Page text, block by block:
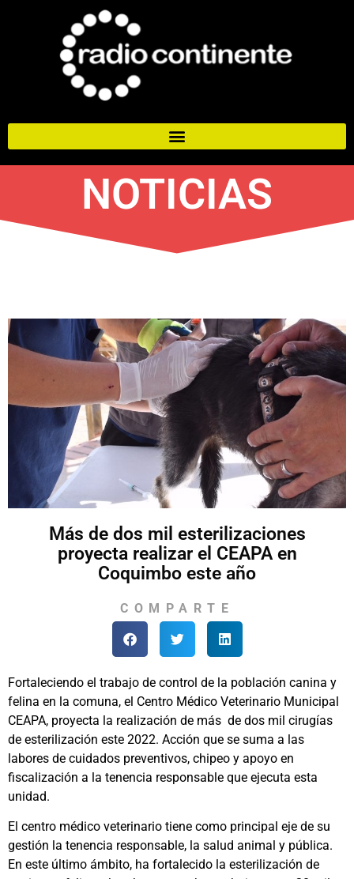
NOTICIAS
Más de dos mil esterilizaciones
proyecta realizar el CEAPA en
Coquimbo este año
COMPARTE
Fortaleciendo el trabajo de control de la población canina y
felina en la comuna, el Centro Médico Veterinario Municipal
CEAPA, proyecta la realización de más de dos mil cirugías
de esterilización este 2022. Acción que se suma a las
labores de cuidados preventivos, chipeo y apoyo en
fiscalización a la tenencia responsable que ejecuta esta
unidad.
El centro médico veterinario tiene como principal eje de su
gestión la tenencia responsable, la salud animal y pública.
En este último ámbito, ha fortalecido la esterilización de